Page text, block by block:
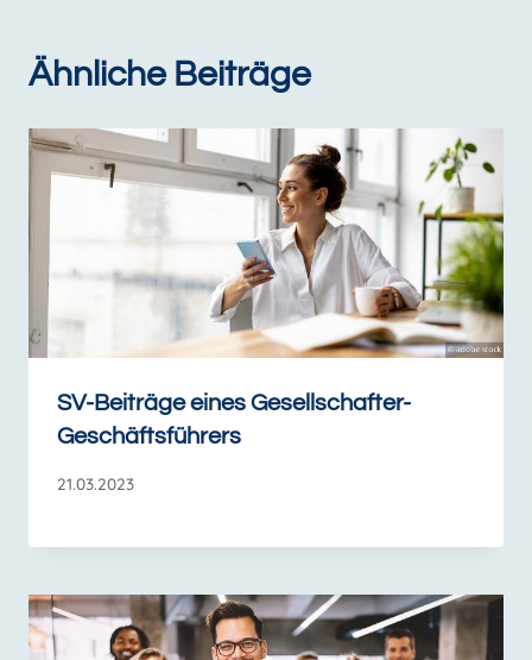
Ähnliche Beiträge
SV-Beiträge eines Gesellschafter-
Geschäftsführers
21.03.2023